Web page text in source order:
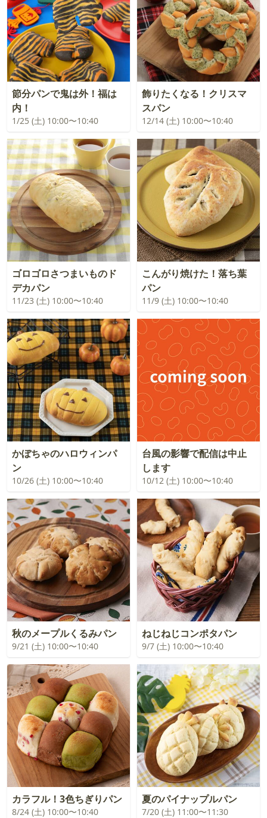
節分パンで鬼は外！福は
内！
1/25 (土) 10:00〜10:40
飾りたくなる！クリスマ
スパン
12/14 (土) 10:00〜10:40
ゴロゴロさつまいものド
デカパン
11/23 (土) 10:00〜10:40
こんがり焼けた！落ち葉
パン
11/9 (土) 10:00〜10:40
かぼちゃのハロウィンパ
ン
10/26 (土) 10:00〜10:40
台風の影響で配信は中止
します
10/12 (土) 10:00〜10:40
秋のメープルくるみパン
9/21 (土) 10:00〜10:40
ねじねじコンポタパン
9/7 (土) 10:00〜10:40
カラフル！3色ちぎりパン
8/24 (土) 10:00〜10:40
夏のパイナップルパン
7/20 (土) 11:00〜11:30